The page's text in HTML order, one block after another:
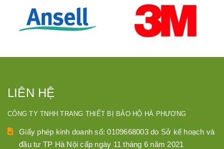
LIÊN HỆ
CÔNG TY TNHH TRANG THIẾT BỊ BẢO HỘ HÀ PHƯƠNG
Giấy phép kinh doanh số: 0109668003 do Sở kế hoạch và
đầu tư TP Hà Nội cấp ngày 11 tháng 6 năm 2021